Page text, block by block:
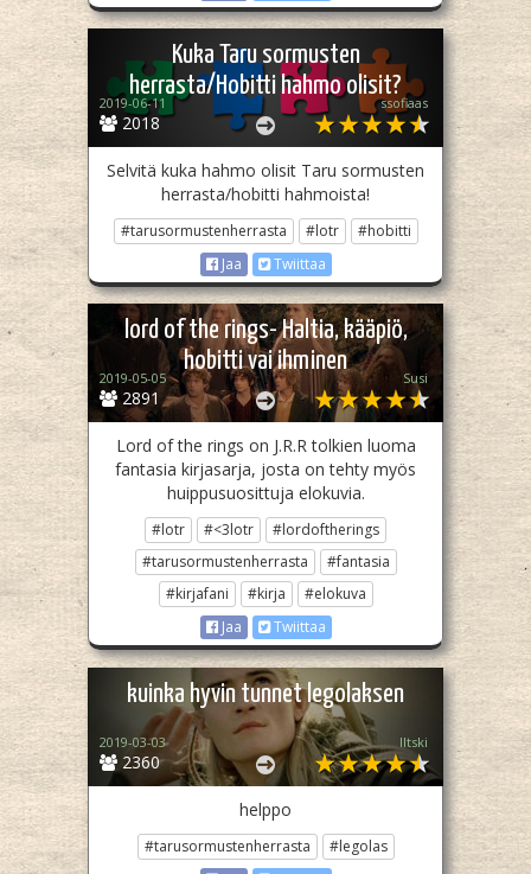
Kuka Taru sormusten
herrasta/Hobitti hahmo olisit?
2018
2019-06-11 ssofiaas
Selvitä kuka hahmo olisit Taru sormusten
herrasta/hobitti hahmoista!
#tarusormustenherrasta #lotr
#hobitti
Jaa
Twiittaa
lord of the rings- Haltia, kääpiö,
hobitti vai ihminen
2891
2019-05-05 Susi
Lord of the rings on J.R.R tolkien luoma
fantasia kirjasarja, josta on tehty myös
huippusuosittuja elokuvia.
#lotr #<3lotr
#lordoftherings
#tarusormustenherrasta
#fantasia
#kirjafani
#kirja
#elokuva
Jaa
Twiittaa
kuinka hyvin tunnet legolaksen
2360
2019-03-03 Iltski
helppo
#tarusormustenherrasta
#legolas